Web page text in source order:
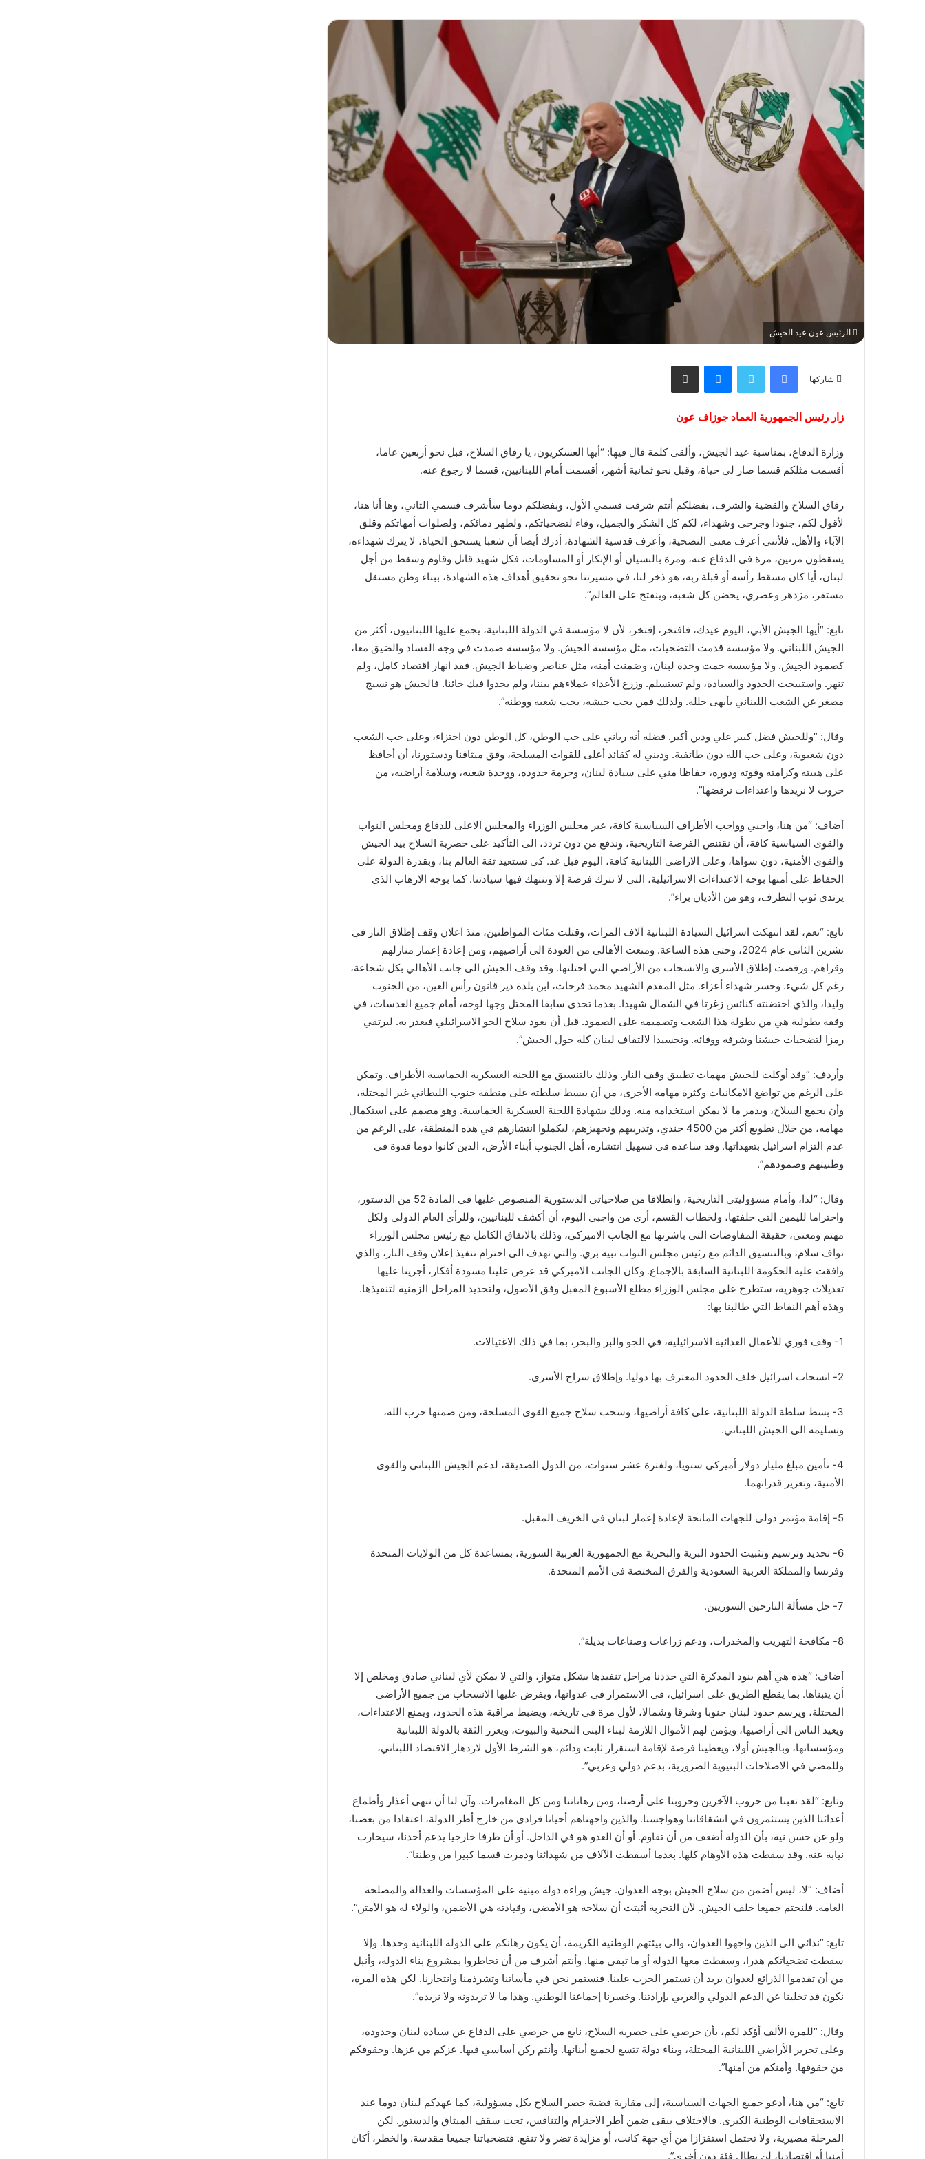
الرئيس عون عيد الجيش
شاركها
فيسبوك تويتر ماسنجر مشاركة عبر البريد
زار رئيس الجمهورية العماد جوزاف عون
وزارة الدفاع، بمناسبة عيد الجيش، وألقى كلمة قال فيها: “أيها العسكريون، يا رفاق السلاح، قبل نحو أربعين عاما،
أقسمت مثلكم قسما صار لي حياة، وقبل نحو ثمانية أشهر، أقسمت أمام اللبنانيين، قسما لا رجوع عنه.
رفاق السلاح والقضية والشرف، بفضلكم أنتم شرفت قسمي الأول، وبفضلكم دوما سأشرف قسمي الثاني، وها أنا هنا،
لأقول لكم، جنودا وجرحى وشهداء، لكم كل الشكر والجميل، وفاء لتضحياتكم، ولطهر دمائكم، ولصلوات أمهاتكم وقلق
الآباء والأهل. فلأنني أعرف معنى التضحية، وأعرف قدسية الشهادة، أدرك أيضا أن شعبا يستحق الحياة، لا يترك شهداءه،
يسقطون مرتين، مرة في الدفاع عنه، ومرة بالنسيان أو الإنكار أو المساومات، فكل شهيد قاتل وقاوم وسقط من أجل
لبنان، أيا كان مسقط رأسه أو قبلة ربه، هو ذخر لنا، في مسيرتنا نحو تحقيق أهداف هذه الشهادة، ببناء وطن مستقل
مستقر، مزدهر وعصري، يحضن كل شعبه، وينفتح على العالم”.
تابع: “أيها الجيش الأبي، اليوم عيدك، فافتخر، إفتخر، لأن لا مؤسسة في الدولة اللبنانية، يجمع عليها اللبنانيون، أكثر من
الجيش اللبناني. ولا مؤسسة قدمت التضحيات، مثل مؤسسة الجيش. ولا مؤسسة صمدت في وجه الفساد والضيق معا،
كصمود الجيش. ولا مؤسسة حمت وحدة لبنان، وضمنت أمنه، مثل عناصر وضباط الجيش. فقد انهار اقتصاد كامل، ولم
تنهر. واستبيحت الحدود والسيادة، ولم تستسلم. وزرع الأعداء عملاءهم بيننا، ولم يجدوا فيك خائنا. فالجيش هو نسيج
مصغر عن الشعب اللبناني بأبهى حلله. ولذلك فمن يحب جيشه، يحب شعبه ووطنه”.
وقال: “وللجيش فضل كبير علي ودين أكبر. فضله أنه رباني على حب الوطن، كل الوطن دون اجتزاء، وعلى حب الشعب
دون شعبوية، وعلى حب الله دون طائفية. وديني له كقائد أعلى للقوات المسلحة، وفق ميثاقنا ودستورنا، أن أحافظ
على هيبته وكرامته وقوته ودوره، حفاظا مني على سيادة لبنان، وحرمة حدوده، ووحدة شعبه، وسلامة أراضيه، من
حروب لا نريدها واعتداءات نرفضها”.
أضاف: “من هنا، واجبي وواجب الأطراف السياسية كافة، عبر مجلس الوزراء والمجلس الاعلى للدفاع ومجلس النواب
والقوى السياسية كافة، أن نقتنص الفرصة التاريخية، وندفع من دون تردد، الى التأكيد على حصرية السلاح بيد الجيش
والقوى الأمنية، دون سواها، وعلى الاراضي اللبنانية كافة، اليوم قبل غد. كي نستعيد ثقة العالم بنا، وبقدرة الدولة على
الحفاظ على أمنها بوجه الاعتداءات الاسرائيلية، التي لا تترك فرصة إلا وتنتهك فيها سيادتنا. كما بوجه الارهاب الذي
يرتدي ثوب التطرف، وهو من الأديان براء”.
تابع: “نعم، لقد انتهكت اسرائيل السيادة اللبنانية آلاف المرات، وقتلت مئات المواطنين، منذ اعلان وقف إطلاق النار في
تشرين الثاني عام 2024، وحتى هذه الساعة. ومنعت الأهالي من العودة الى أراضيهم، ومن إعادة إعمار منازلهم
وقراهم. ورفضت إطلاق الأسرى والانسحاب من الأراضي التي احتلتها. وقد وقف الجيش الى جانب الأهالي بكل شجاعة،
رغم كل شيء. وخسر شهداء أعزاء. مثل المقدم الشهيد محمد فرحات، ابن بلدة دير قانون رأس العين، من الجنوب
وليدا، والذي احتضنته كنائس زغرتا في الشمال شهيدا. بعدما تحدى سابقا المحتل وجها لوجه، أمام جميع العدسات، في
وقفة بطولية هي من بطولة هذا الشعب وتصميمه على الصمود. قبل أن يعود سلاح الجو الاسرائيلي فيغدر به. ليرتقي
رمزا لتضحيات جيشنا وشرفه ووفائه. وتجسيدا لالتفاف لبنان كله حول الجيش”.
وأردف: “وقد أوكلت للجيش مهمات تطبيق وقف النار. وذلك بالتنسيق مع اللجنة العسكرية الخماسية الأطراف. وتمكن
على الرغم من تواضع الامكانيات وكثرة مهامه الأخرى، من أن يبسط سلطته على منطقة جنوب الليطاني غير المحتلة،
وأن يجمع السلاح، ويدمر ما لا يمكن استخدامه منه. وذلك بشهادة اللجنة العسكرية الخماسية. وهو مصمم على استكمال
مهامه، من خلال تطويع أكثر من 4500 جندي، وتدريبهم وتجهيزهم، ليكملوا انتشارهم في هذه المنطقة، على الرغم من
عدم التزام اسرائيل بتعهداتها. وقد ساعده في تسهيل انتشاره، أهل الجنوب أبناء الأرض، الذين كانوا دوما قدوة في
وطنيتهم وصمودهم”.
وقال: “لذا، وأمام مسؤوليتي التاريخية، وانطلاقا من صلاحياتي الدستورية المنصوص عليها في المادة 52 من الدستور،
واحتراما لليمين التي حلفتها، ولخطاب القسم، أرى من واجبي اليوم، أن أكشف للبنانيين، وللرأي العام الدولي ولكل
مهتم ومعني، حقيقة المفاوضات التي باشرتها مع الجانب الاميركي، وذلك بالاتفاق الكامل مع رئيس مجلس الوزراء
نواف سلام، وبالتنسيق الدائم مع رئيس مجلس النواب نبيه بري. والتي تهدف الى احترام تنفيذ إعلان وقف النار، والذي
وافقت عليه الحكومة اللبنانية السابقة بالإجماع. وكان الجانب الاميركي قد عرض علينا مسودة أفكار، أجرينا عليها
تعديلات جوهرية، ستطرح على مجلس الوزراء مطلع الأسبوع المقبل وفق الأصول، ولتحديد المراحل الزمنية لتنفيذها.
وهذه أهم النقاط التي طالبنا بها:
1- وقف فوري للأعمال العدائية الاسرائيلية، في الجو والبر والبحر، بما في ذلك الاغتيالات.
2- انسحاب اسرائيل خلف الحدود المعترف بها دوليا. وإطلاق سراح الأسرى.
3- بسط سلطة الدولة اللبنانية، على كافة أراضيها، وسحب سلاح جميع القوى المسلحة، ومن ضمنها حزب الله،
وتسليمه الى الجيش اللبناني.
4- تأمين مبلغ مليار دولار أميركي سنويا، ولفترة عشر سنوات، من الدول الصديقة، لدعم الجيش اللبناني والقوى
الأمنية، وتعزيز قدراتهما.
5- إقامة مؤتمر دولي للجهات المانحة لإعادة إعمار لبنان في الخريف المقبل.
6- تحديد وترسيم وتثبيت الحدود البرية والبحرية مع الجمهورية العربية السورية، بمساعدة كل من الولايات المتحدة
وفرنسا والمملكة العربية السعودية والفرق المختصة في الأمم المتحدة.
7- حل مسألة النازحين السوريين.
8- مكافحة التهريب والمخدرات، ودعم زراعات وصناعات بديلة”.
أضاف: “هذه هي أهم بنود المذكرة التي حددنا مراحل تنفيذها بشكل متواز، والتي لا يمكن لأي لبناني صادق ومخلص إلا
أن يتبناها. بما يقطع الطريق على اسرائيل، في الاستمرار في عدوانها، ويفرض عليها الانسحاب من جميع الأراضي
المحتلة، ويرسم حدود لبنان جنوبا وشرقا وشمالا، لأول مرة في تاريخه، ويضبط مراقبة هذه الحدود، ويمنع الاعتداءات،
ويعيد الناس الى أراضيها، ويؤمن لهم الأموال اللازمة لبناء البنى التحتية والبيوت، ويعزز الثقة بالدولة اللبنانية
ومؤسساتها، وبالجيش أولا، ويعطينا فرصة لإقامة استقرار ثابت ودائم، هو الشرط الأول لازدهار الاقتصاد اللبناني،
وللمضي في الاصلاحات البنيوية الضرورية، بدعم دولي وعربي”.
وتابع: “لقد تعبنا من حروب الآخرين وحروبنا على أرضنا، ومن رهاناتنا ومن كل المغامرات. وآن لنا أن ننهي أعذار وأطماع
أعدائنا الذين يستثمرون في انشقاقاتنا وهواجسنا. والذين واجهناهم أحيانا فرادى من خارج أطر الدولة، اعتقادا من بعضنا،
ولو عن حسن نية، بأن الدولة أضعف من أن تقاوم. أو أن العدو هو في الداخل. أو أن طرفا خارجيا يدعم أحدنا، سيحارب
نيابة عنه. وقد سقطت هذه الأوهام كلها. بعدما أسقطت الآلاف من شهدائنا ودمرت قسما كبيرا من وطننا”.
أضاف: “لا، ليس أضمن من سلاح الجيش بوجه العدوان. جيش وراءه دولة مبنية على المؤسسات والعدالة والمصلحة
العامة. فلنحتم جميعا خلف الجيش. لأن التجربة أثبتت أن سلاحه هو الأمضى، وقيادته هي الأضمن، والولاء له هو الأمتن”.
تابع: “ندائي الى الذين واجهوا العدوان، والى بيئتهم الوطنية الكريمة، أن يكون رهانكم على الدولة اللبنانية وحدها. وإلا
سقطت تضحياتكم هدرا، وسقطت معها الدولة أو ما تبقى منها. وأنتم أشرف من أن تخاطروا بمشروع بناء الدولة، وأنبل
من أن تقدموا الذرائع لعدوان يريد أن تستمر الحرب علينا. فنستمر نحن في مأساتنا وتشرذمنا وانتحارنا. لكن هذه المرة،
نكون قد تخلينا عن الدعم الدولي والعربي بإرادتنا. وخسرنا إجماعنا الوطني. وهذا ما لا تريدونه ولا نريده”.
وقال: “للمرة الألف أؤكد لكم، بأن حرصي على حصرية السلاح، نابع من حرصي على الدفاع عن سيادة لبنان وحدوده،
وعلى تحرير الأراضي اللبنانية المحتلة، وبناء دولة تتسع لجميع أبنائها. وأنتم ركن أساسي فيها. عزكم من عزها. وحقوقكم
من حقوقها. وأمنكم من أمنها”.
تابع: “من هنا، أدعو جميع الجهات السياسية، إلى مقاربة قضية حصر السلاح بكل مسؤولية، كما عهدكم لبنان دوما عند
الاستحقاقات الوطنية الكبرى. فالاختلاف يبقى ضمن أطر الاحترام والتنافس، تحت سقف الميثاق والدستور. لكن
المرحلة مصيرية، ولا تحتمل استفزازا من أي جهة كانت، أو مزايدة تضر ولا تنفع. فتضحياتنا جميعا مقدسة. والخطر، أكان
أمنيا أو اقتصاديا، لن يطال فئة دون أخرى”.